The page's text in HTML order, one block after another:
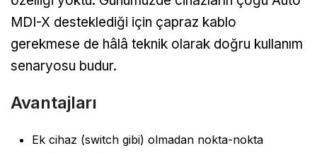
MDI-X desteklediği için çapraz kablo
gerekmese de hâlâ teknik olarak doğru kullanım
senaryosu budur.
Avantajları
Ek cihaz (switch gibi) olmadan nokta-nokta